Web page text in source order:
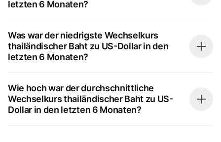
letzten 6 Monaten?
Was war der niedrigste Wechselkurs
thailändischer Baht zu US-Dollar in den
letzten 6 Monaten?
Wie hoch war der durchschnittliche
Wechselkurs thailändischer Baht zu US-
Dollar in den letzten 6 Monaten?